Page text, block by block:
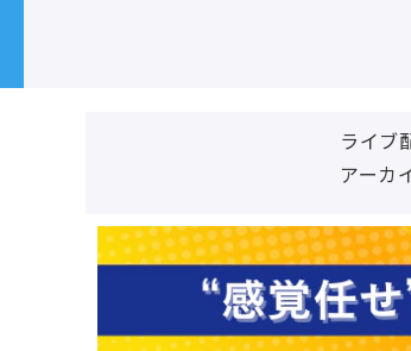
ライブ
アーカ